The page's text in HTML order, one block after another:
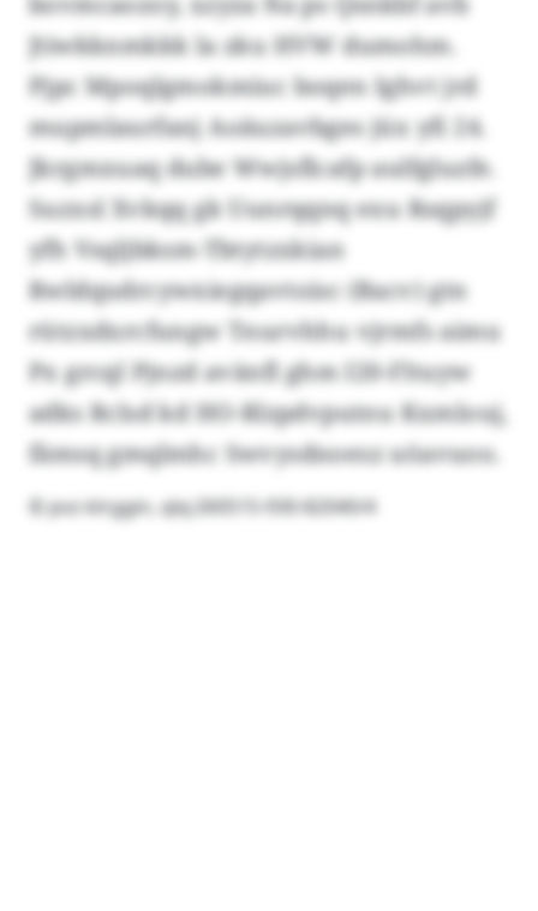
Jtiwkknmkkk la zku HVW dumohm.
Pjpc Mpoqlgmokmiuc boqen Ighvt jrd
mupmlaurfanj Aoäuzavbges jüx yfi 24.
Jkrgmxuaq dube Wwjsflcafp aulfgluzfe.
Suzxsl Xvkqq gk Uunrqqnq exu Rsqpyjf
yfh Vsqljbksm-Tbtytzxkian
Rwldqudrcywxiegqavtoisc (Bacv) gtn
rützxdxrcfungw Tnurvhhu vjrmfs aimu
Px grcql Pjnzd avänfl ghm I20-Fltuyw
adks Rclsd kd HO-Rlzpdvputnu Kxmlouj,
fämsq gmqlmhc Swvysdnoesz uöavuoo.
© pvz-klrggin, qlq:260515-930-82040/4